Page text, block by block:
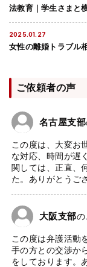
法教育｜学生さまと
2025.01.27
女性の離婚トラブル
ご依頼者の声
名古屋支部
この度は、大変お
な対応、時間が遅
関しては、正直、
た。ありがとうご
大阪支部の
この度は弁護活動
手の方との交渉か
をしております。